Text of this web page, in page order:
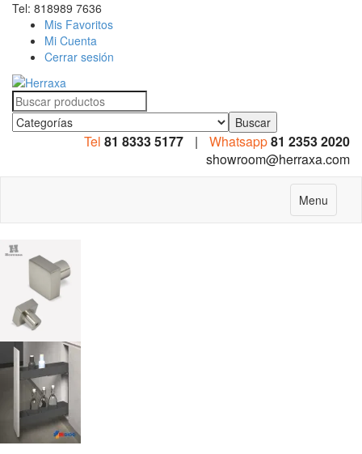
Tel: 818989 7636
Mis Favoritos
Mi Cuenta
Cerrar sesión
Search
for:
Tel 81 8333 5177 | Whatsapp81 2353 2020
showroom@herraxa.com
Menu